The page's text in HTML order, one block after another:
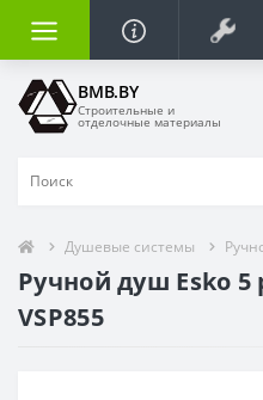
BMB.BY
Строительные и
отделочные материалы
Душевые системы
Ручной душ Esko
VSP855